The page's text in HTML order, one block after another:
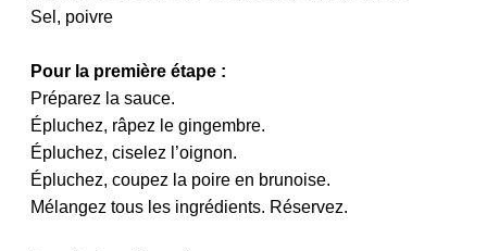
Sel, poivre
Pour la première étape :
Préparez la sauce.
Épluchez, râpez le gingembre.
Épluchez, ciselez l’oignon.
Épluchez, coupez la poire en brunoise.
Mélangez tous les ingrédients. Réservez.